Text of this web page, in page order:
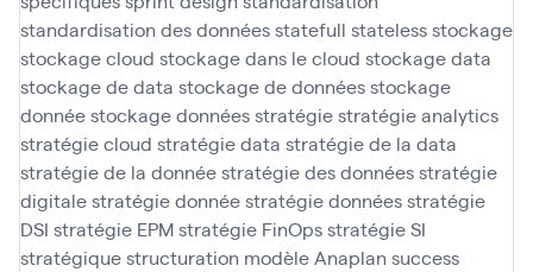
standardisation des donnéesstatefull statelessstockage
stockage cloud stockage dans le cloud stockage data
stockage de data stockage de donnéesstockage
donnéestockage donnéesstratégiestratégie analytics
stratégie cloud stratégie data stratégie de la data
stratégie de la donnéestratégie des donnéesstratégie
digitalestratégie donnéestratégie donnéesstratégie
DSI stratégie EPMstratégie FinOpsstratégie SI
stratégiquestructuration modèle Anaplan success